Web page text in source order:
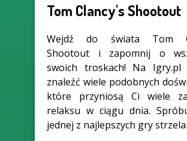
Tom Clancy's Shootout
Wejdź do świata Tom
Shootout i zapomnij o
swoich troskach! Na Igry.pl
znaleźć wiele podobnych
które przyniosą Ci wiele
relaksu w ciągu dnia.
jednej z najlepszych gry